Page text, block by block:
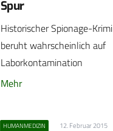
Spur
Historischer Spionage-Krimi
beruht wahrscheinlich auf
Laborkontamination
Mehr
HUMANMEDIZIN 12. Februar 2015